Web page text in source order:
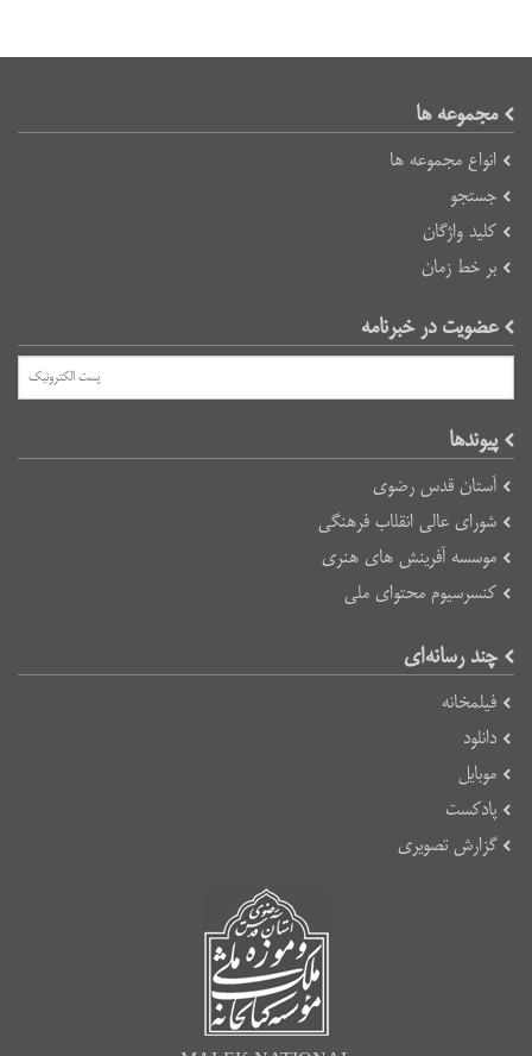
مجموعه ها
انواع مجموعه ها
جستجو
کلید واژگان
بر خط زمان
عضویت در خبرنامه
پیوند‌ها
آستان قدس رضوی
شورای عالی انقلاب فرهنگی
موسسه آفرینش های هنری
کنسرسیوم محتوای ملی
چند رسانه‌ای
فیلمخانه
دانلود
موبایل
پادکست
گزارش تصویری